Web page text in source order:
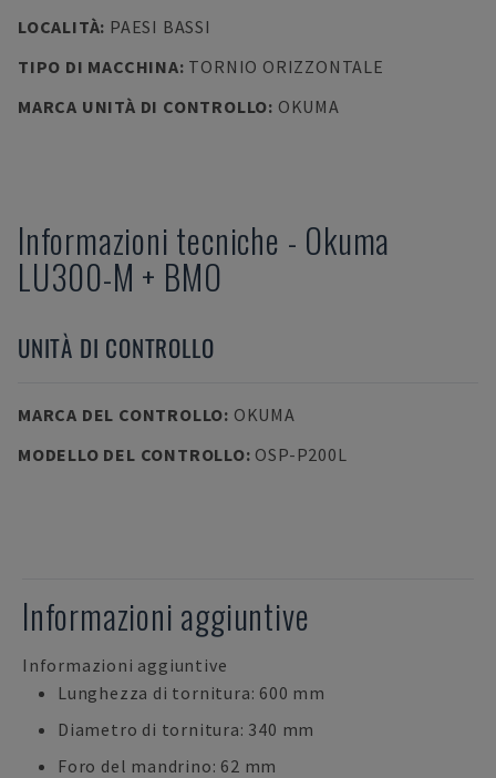
LOCALITÀ: PAESI BASSI
TIPO DI MACCHINA: TORNIO ORIZZONTALE
MARCA UNITÀ DI CONTROLLO: OKUMA
Informazioni tecniche - Okuma
LU300-M + BMO
UNITÀ DI CONTROLLO
MARCA DEL CONTROLLO: OKUMA
MODELLO DEL CONTROLLO: OSP-P200L
Informazioni aggiuntive
Informazioni aggiuntive
Lunghezza di tornitura: 600 mm
Diametro di tornitura: 340 mm
Foro del mandrino: 62 mm